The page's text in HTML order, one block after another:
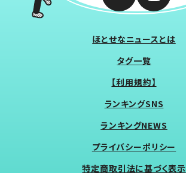
ほとせなニュースとは
タグ一覧
【利用規約】
ランキングSNS
ランキングNEWS
プライバシーポリシー
特定商取引法に基づく表示